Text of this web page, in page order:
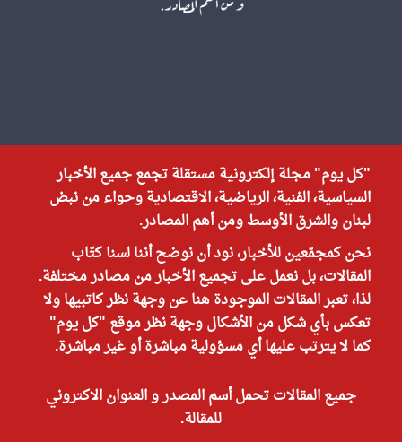
"كل يوم" مجلة إلكترونية مستقلة تجمع جميع الأخبار
السياسية، الفنية، الرياضية، الاقتصادية وحواء من نبض
لبنان والشرق الأوسط ومن أهم المصادر.
نحن كمجمّعين للأخبار، نود أن نوضح أننا لسنا كتّاب
المقالات، بل نعمل على تجميع الأخبار من مصادر مختلفة.
لذا، تعبر المقالات الموجودة هنا عن وجهة نظر كاتبيها ولا
تعكس بأي شكل من الأشكال وجهة نظر موقع "كل يوم"
كما لا يترتب عليها أي مسؤولية مباشرة أو غير مباشرة.
جميع المقالات تحمل أسم المصدر و العنوان الاكتروني
للمقالة.